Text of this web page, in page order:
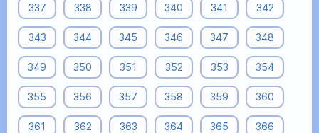
337 338 339 340 341 342
343 344 345 346 347 348
349 350 351 352 353 354
355 356 357 358 359 360
361 362 363 364 365 366